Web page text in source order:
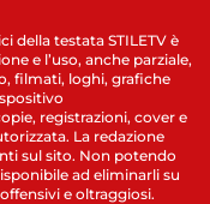
della testata STILETV è
e l’uso, anche parziale,
filmati, loghi, grafiche
registrazioni, cover e
La redazione
sul sito. Non potendo
ad eliminarli su
e oltraggiosi.